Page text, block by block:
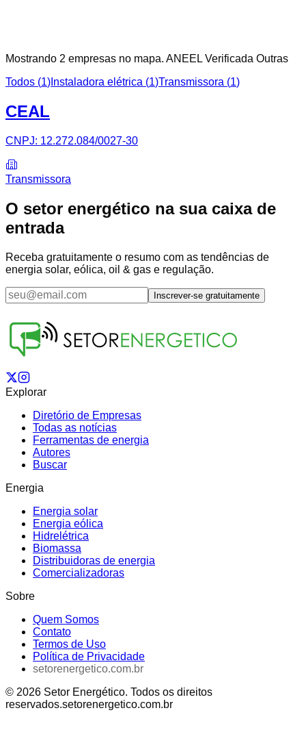
Mostrando 2 empresas no mapa. ANEEL Verificada Outras
Todos (1) Instaladora elétrica (1)Transmissora (1)
CEAL
CNPJ: 12.272.084/0027-30
Transmissora
O setor energético na sua caixa de
entrada
Receba gratuitamente o resumo com as tendências de
energia solar, eólica, oil & gas e regulação.
Inscrever-se gratuitamente
Explorar
Diretório de Empresas
Todas as notícias
Ferramentas de energia
Autores
Buscar
Energia
Energia solar
Energia eólica
Hidrelétrica
Biomassa
Distribuidoras de energia
Comercializadoras
Sobre
Quem Somos
Contato
Termos de Uso
Política de Privacidade
setorenergetico.com.br
© 2026 Setor Energético. Todos os direitos
reservados.setorenergetico.com.br